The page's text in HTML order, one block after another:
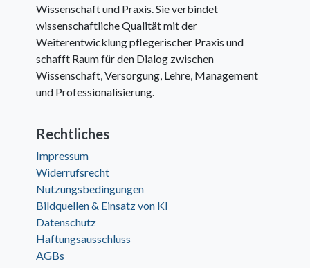
Wissenschaft und Praxis. Sie verbindet
wissenschaftliche Qualität mit der
Weiterentwicklung pflegerischer Praxis und
schafft Raum für den Dialog zwischen
Wissenschaft, Versorgung, Lehre, Management
und Professionalisierung.
Rechtliches
Impressum
Widerrufsrecht
Nutzungsbedingungen
Bildquellen & Einsatz von KI
Datenschutz
Haftungsausschluss
AGBs